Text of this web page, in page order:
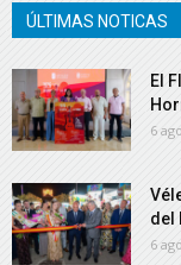
ÚLTIMAS NOTICAS
El
6
del
6